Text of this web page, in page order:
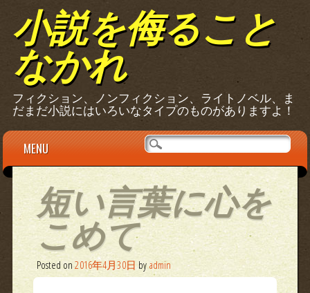
小説を侮ること
なかれ
フィクション、ノンフィクション、ライトノベル、ま
だまだ小説にはいろいなタイプのものがありますよ！
Main menu
Skip
content
MENU
短い言葉に心を
こめて
Posted on2016年4月30日 byadmin